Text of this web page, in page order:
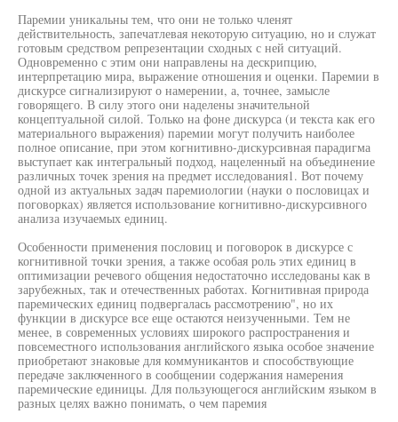
Паремии уникальны тем, что они не только членят
действительность, запечатлевая некоторую ситуацию, но и служат
готовым средством репрезентации сходных с ней ситуаций.
Одновременно с этим они направлены на дескрипцию,
интерпретацию мира, выражение отношения и оценки. Паремии в
дискурсе сигнализируют о намерении, а, точнее, замысле
говорящего. В силу этого они наделены значительной
концептуальной силой. Только на фоне дискурса (и текста как его
материального выражения) паремии могут получить наиболее
полное описание, при этом когнитивно-дискурсивная парадигма
выступает как интегральный подход, нацеленный на объединение
различных точек зрения на предмет исследования1. Вот почему
одной из актуальных задач паремиологии (науки о пословицах и
поговорках) является использование когнитивно-дискурсивного
анализа изучаемых единиц.
Особенности применения пословиц и поговорок в дискурсе с
когнитивной точки зрения, а также особая роль этих единиц в
оптимизации речевого общения недостаточно исследованы как в
зарубежных, так и отечественных работах. Когнитивная природа
паремических единиц подвергалась рассмотрению", но их
функции в дискурсе все еще остаются неизученными. Тем не
менее, в современных условиях широкого распространения и
повсеместного использования английского языка особое значение
приобретают знаковые для коммуникантов и способствующие
передаче заключенного в сообщении содержания намерения
паремические единицы. Для пользующегося английским языком в
разных целях важно понимать, о чем паремия